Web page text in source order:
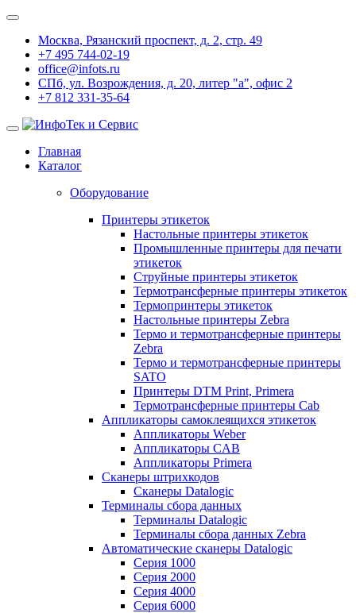
Москва, Рязанский проспект, д. 2, стр. 49
+7 495 744-02-19
office@infots.ru
СПб, ул. Возрождения, д. 20, литер "a", офис 2
+7 812 331-35-64
Главная
Каталог
Оборудование
Принтеры этикеток
Настольные принтеры этикеток
Промышленные принтеры для печати
этикеток
Струйные принтеры этикеток
Термотрансферные принтеры этикеток
Термопринтеры этикеток
Настольные принтеры Zebra
Термо и термотрансферные принтеры
Zebra
Термо и термотрансферные принтеры
SATO
Принтеры DTM Print, Primera
Термотрансферные принтеры Cab
Аппликаторы самоклеящихся этикеток
Аппликаторы Weber
Аппликаторы CAB
Аппликаторы Primera
Сканеры штрихкодов
Сканеры Datalogic
Терминалы сбора данных
Терминалы Datalogic
Терминалы сбора данных Zebra
Автоматические сканеры Datalogic
Серия 1000
Серия 2000
Серия 4000
Серия 6000